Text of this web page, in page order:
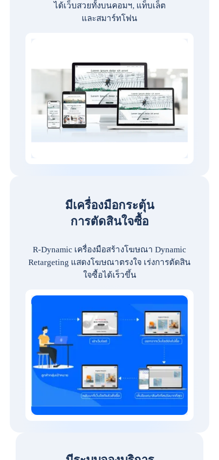
ได้เว็บสวยทั้งบนคอมฯ, แท็บเล็ต
และสมาร์ทโฟน
มีเครื่องมือกระตุ้น
การตัดสินใจซื้อ
R-Dynamic เครื่องมือสร้างโฆษณา Dynamic
Retargeting แสดงโฆษณาตรงใจ เร่งการตัดสิน
ใจซื้อได้เร็วขึ้น